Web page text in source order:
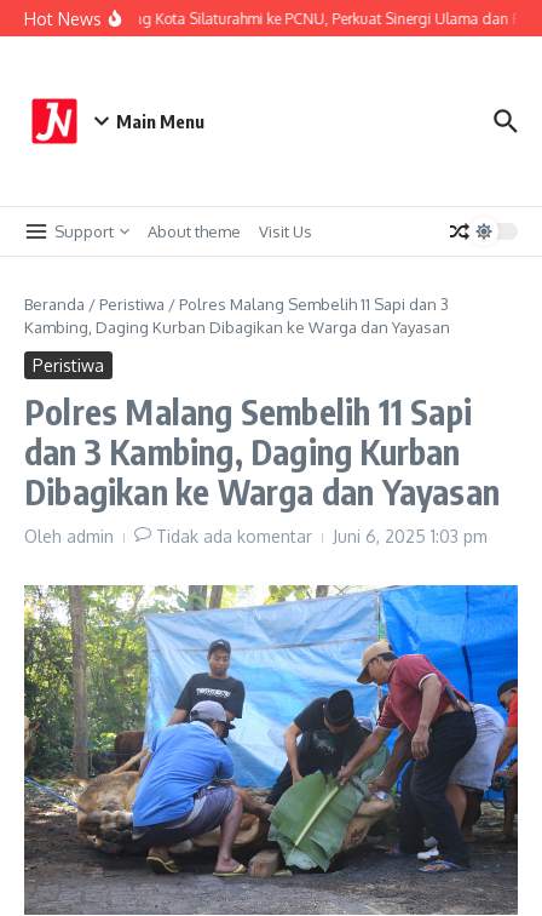
Lewati ke konten
Hot News
Kapolresta Malang Kota Silaturahmi ke PCNU, Perkuat Sinergi Ulama dan Polri
Main Menu
Support About theme Visit Us
Beranda / Peristiwa / Polres Malang Sembelih 11 Sapi dan 3
Kambing, Daging Kurban Dibagikan ke Warga dan Yayasan
Peristiwa
Polres Malang Sembelih 11 Sapi
dan 3 Kambing, Daging Kurban
Dibagikan ke Warga dan Yayasan
Oleh admin Tidak ada komentar Juni 6, 2025 1:03 pm